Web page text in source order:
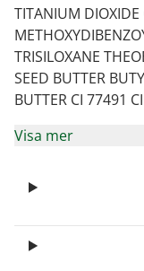
TITANIUM DIOXIDE
TRISILOXANE
SEED BUTTER
BUTTER CI 77491 CI
Visa mer